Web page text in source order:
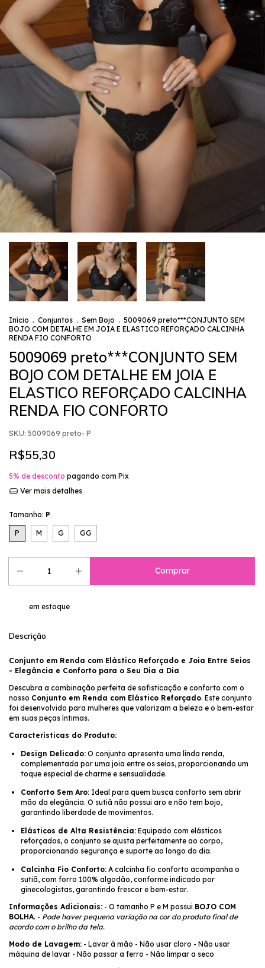
Início . Conjuntos . Sem Bojo . 5009069 preto***CONJUNTO SEM
BOJO COM DETALHE EM JOIA E ELASTICO REFORÇADO CALCINHA
RENDA FIO CONFORTO
5009069 preto***CONJUNTO SEM
BOJO COM DETALHE EM JOIA E
ELASTICO REFORÇADO CALCINHA
RENDA FIO CONFORTO
SKU: 5009069 preto- P
R$55,30
5% de desconto pagando com Pix
Ver mais detalhes
Tamanho: P
P M G GG
em estoque
Descrição
Conjunto em Renda com Elástico Reforçado e Joia Entre Seios
- Elegância e Conforto para o Seu Dia a Dia
Descubra a combinação perfeita de sofisticação e conforto com o
nosso Conjunto em Renda com Elástico Reforçado. Este conjunto
foi desenvolvido para mulheres que valorizam a beleza e o bem-estar
em suas peças íntimas.
Características do Produto:
Design Delicado: O conjunto apresenta uma linda renda,
complementada por uma joia entre os seios, proporcionando um
toque especial de charme e sensualidade.
Conforto Sem Aro: Ideal para quem busca conforto sem abrir
mão da elegância. O sutiã não possui aro e não tem bojo,
garantindo liberdade de movimentos.
Elásticos de Alta Resistência: Equipado com elásticos
reforçados, o conjunto se ajusta perfeitamente ao corpo,
proporcionando segurança e suporte ao longo do dia.
Calcinha Fio Conforto: A calcinha fio conforto acompanha o
sutiã, com forro 100% algodão, conforme indicado por
ginecologistas, garantindo frescor e bem-estar.
Informações Adicionais: - O tamanho P e M possui BOJO COM
BOLHA. - Pode haver pequena variação na cor do produto final de
acordo com o brilho da tela.
Modo de Lavagem: - Lavar à mão - Não usar cloro - Não usar
máquina de lavar - Não passar a ferro - Não limpar a seco